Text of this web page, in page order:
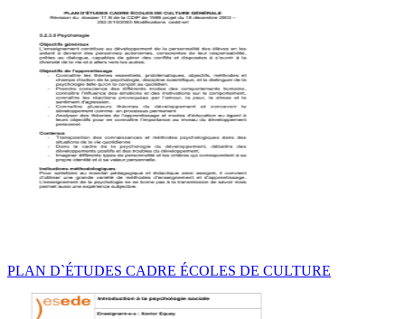
PLAN D`ÉTUDES CADRE ÉCOLES DE CULTURE